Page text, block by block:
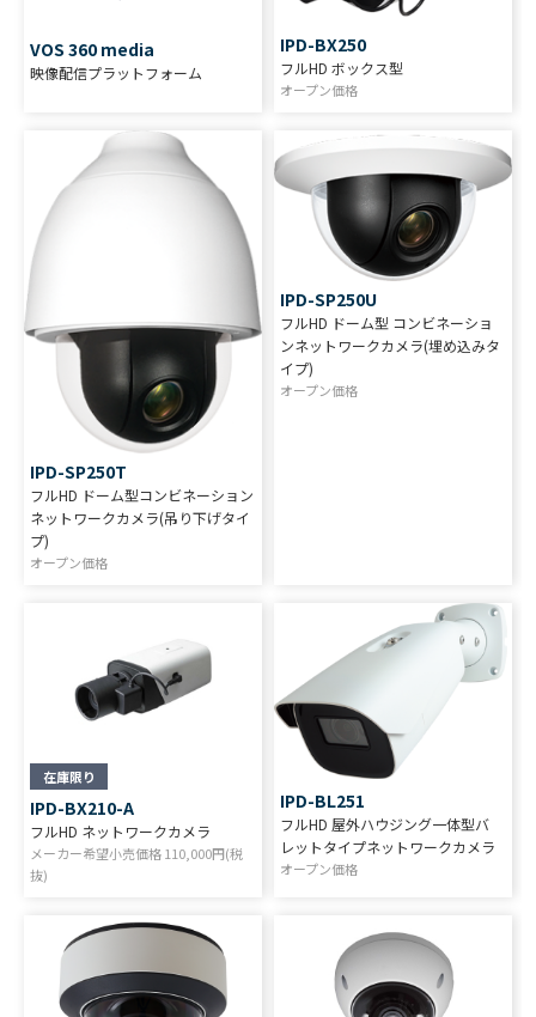
VOS 360 media
映像配信プラットフォーム
IPD-BX250
フルHD ボックス型
オープン価格
IPD-SP250T
フルHD ドーム型コンビネーション
ネットワークカメラ(吊り下げタイ
プ)
オープン価格
IPD-SP250U
フルHD ドーム型 コンビネーショ
ンネットワークカメラ(埋め込みタ
イプ)
オープン価格
在庫限り
IPD-BX210-A
フルHD ネットワークカメラ
メーカー希望小売価格110,000円(税
抜)
IPD-BL251
フルHD 屋外ハウジング一体型バ
レットタイプネットワークカメラ
オープン価格